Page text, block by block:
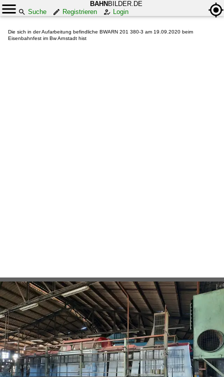
BAHN BILDER.DE
Suche
Registrieren Login
Die sich in der Aufarbeitung befindliche BWARN 201 380-3 am 19.09.2020 beim
Eisenbahnfest im Bw Arnstadt hist